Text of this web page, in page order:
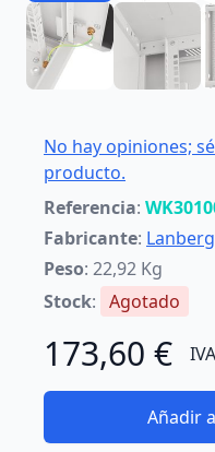
No hay opiniones;
producto.
Referencia:
Fabricante: Lanberg
Peso: 22,92 Kg
Stock: Agotado
173,60 €
Añadir